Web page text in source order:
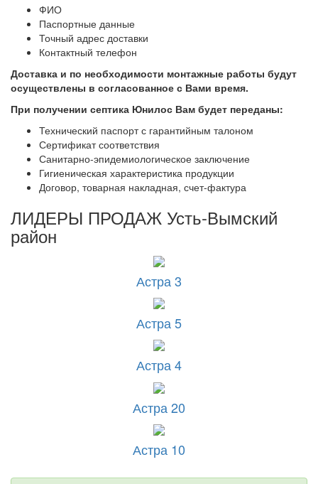
ФИО
Паспортные данные
Точный адрес доставки
Контактный телефон
Доставка и по необходимости монтажные работы будут
осуществлены в согласованное с Вами время.
При получении септика Юнилос Вам будет переданы:
Технический паспорт с гарантийным талоном
Сертификат соответствия
Санитарно-эпидемиологическое заключение
Гигиеническая характеристика продукции
Договор, товарная накладная, счет-фактура
ЛИДЕРЫ ПРОДАЖ Усть-Вымский
район
Астра 3
Астра 5
Астра 4
Астра 20
Астра 10